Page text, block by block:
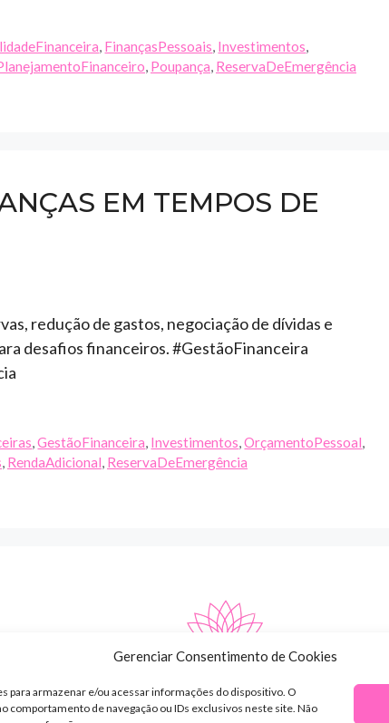
Gerenciar Consentimento de Cookies
armazenar e/ou acessar informações do dispositivo. O
de navegação ou IDs exclusivos neste site. Não
, FinançasPessoais, Investimentos,
, Poupança, ReservaDeEmergência
EM TEMPOS DE
redução de gastos, negociação de dívidas e
desafios financeiros. #GestãoFinanceira
,GestãoFinanceira, Investimentos,OrçamentoPessoal,
, RendaAdicional, ReservaDeEmergência